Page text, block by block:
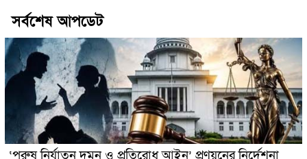
সর্বশেষ আপডেট